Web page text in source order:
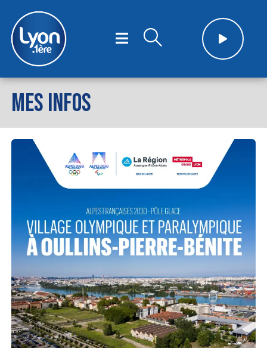
MES INFOS